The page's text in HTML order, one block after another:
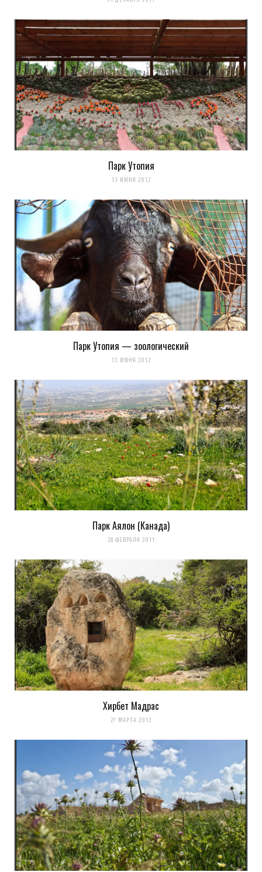
Уведомить меня о новых комментариях по email.
Уведомлять меня о новых записях почтой.
Оповещать о новых
комментариях. А можно простоподписаться на комментарии
Парк Утопия
13 ИЮНЯ 2012
Парк Утопия — зоологический
13 ИЮНЯ 2012
Парк Аялон (Канада)
28 ФЕВРАЛЯ 2011
Хирбет Мадрас
27 МАРТА 2012